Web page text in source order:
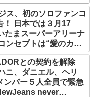
「Magnetic」がいき
ス、初のソロファンコ
！ 日本では３月17
たまスーパーアリーナ
ンセプトは“愛のカケ
は新アルバム
もリリース
との契約を解除
ニ、ダニエル、ヘリ
ンバー５人全員で緊急
never